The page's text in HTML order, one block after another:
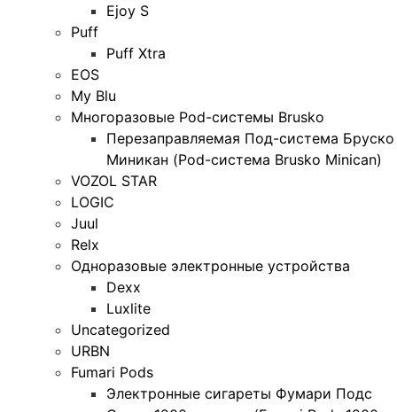
Ejoy S
Puff
Puff Xtra
EOS
My Blu
Многоразовые Pod-системы Brusko
Перезаправляемая Под-система Бруско
Миникан (Pod-система Brusko Minican)
VOZOL STAR
LOGIC
Juul
Relx
Одноразовые электронные устройства
Dexx
Luxlite
Uncategorized
URBN
Fumari Pods
Электронные сигареты Фумари Подс